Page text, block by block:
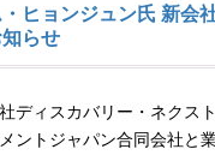
ヒョンジュン氏 新会
らせ
ディスカバリー・ネクス
ントジャパン合同会社と